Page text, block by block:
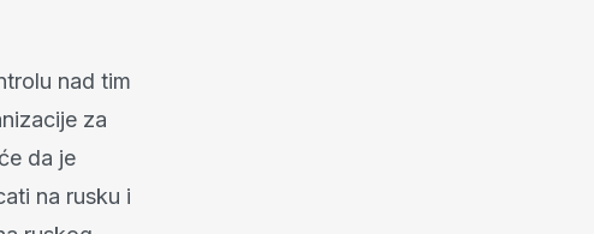
nad tim
za
da je
na rusku i